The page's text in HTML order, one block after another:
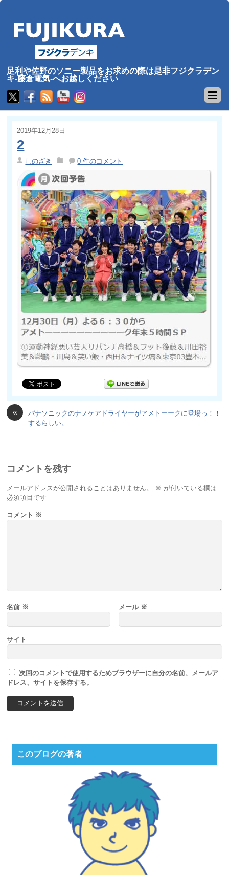
足利や佐野のソニー製品をお求めの際は是非フジクラデン
キ-藤倉電気-へお越しください
2019年12月28日
2
しのざき 0 件のコメント
«
パナソニックのナノケアドライヤーがアメトーークに登場っ！！
するらしい。
コメントを残す
メールアドレスが公開されることはありません。 ※ が付いている欄は
必須項目です
コメント ※
名前 ※ メール ※
サイト
次回のコメントで使用するためブラウザーに自分の名前、メールア
ドレス、サイトを保存する。
このブログの著者